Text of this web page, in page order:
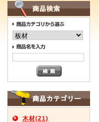
木材(21)